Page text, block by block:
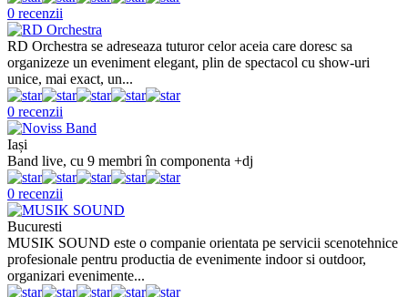
0 recenzii
RD Orchestra se adreseaza tuturor celor aceia care doresc sa
organizeze un eveniment elegant, plin de spectacol cu show-uri
unice, mai exact, un...
0 recenzii
Iași
Band live, cu 9 membri în componenta +dj
0 recenzii
Bucuresti
MUSIK SOUND este o companie orientata pe servicii scenotehnice
profesionale pentru productia de evenimente indoor si outdoor,
organizari evenimente...